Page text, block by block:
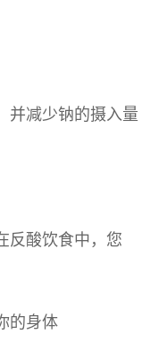
并减少钠的摄入量
反酸饮食中，您
的身体